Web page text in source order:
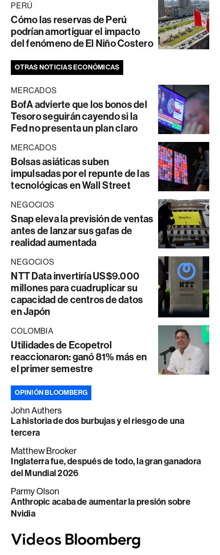
PERÚ
Cómo las reservas de Perú
podrían amortiguar el impacto
del fenómeno de El Niño Costero
OTRAS NOTICIAS ECONÓMICAS
MERCADOS
BofA advierte que los bonos del
Tesoro seguirán cayendo si la
Fed no presenta un plan claro
MERCADOS
Bolsas asiáticas suben
impulsadas por el repunte de las
tecnológicas en Wall Street
NEGOCIOS
Snap eleva la previsión de ventas
antes de lanzar sus gafas de
realidad aumentada
NEGOCIOS
NTT Data invertiría US$9.000
millones para cuadruplicar su
capacidad de centros de datos
en Japón
COLOMBIA
Utilidades de Ecopetrol
reaccionaron: ganó 81% más en
el primer semestre
OPINIÓN BLOOMBERG
John Authers
La historia de dos burbujas y el riesgo de una
tercera
Matthew Brooker
Inglaterra fue, después de todo, la gran ganadora
del Mundial 2026
Parmy Olson
Anthropic acaba de aumentar la presión sobre
Nvidia